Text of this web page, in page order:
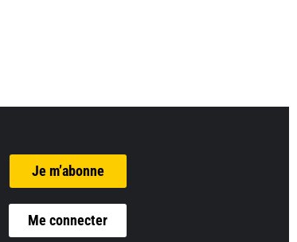
Je m’abonne
Me connecter